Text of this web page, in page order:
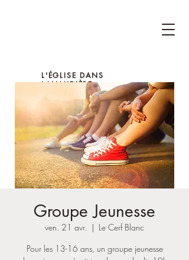
L'ÉGLISE DANS
LANAUDIÈRE
Groupe Jeunesse
ven. 21 avr.
  |
Le Cerf Blanc
Pour les 13-16 ans, un groupe jeunesse